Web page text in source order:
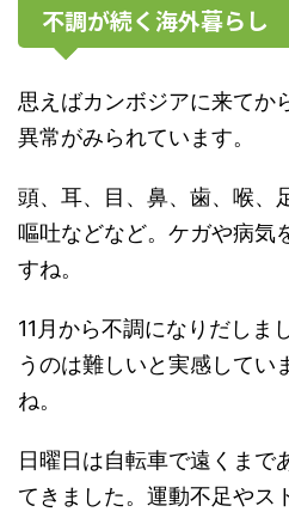
不調が続く海外暮らし
思えばカンボジアに来てか
異常がみられています。
頭、耳、目、鼻、歯、喉、
嘔吐などなど。ケガや病気
すね。
11月から不調になりだしま
うのは難しいと実感してい
ね。
日曜日は自転車で遠くまで
てきました。運動不足やス